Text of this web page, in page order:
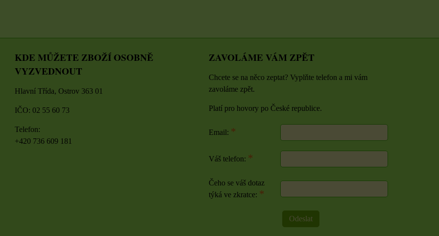
KDE MŮŽETE ZBOŽÍ OSOBNĚ
VYZVEDNOUT
Hlavní Třída, Ostrov 363 01
IČO: 02 55 60 73
Telefon:
+420 736 609 181
ZAVOLÁME VÁM ZPĚT
Chcete se na něco zeptat? Vyplňte telefon a mi vám
zavoláme zpět.
Platí pro hovory po České republice.
Email: *
Váš telefon: *
Čeho se váš dotaz
týká ve zkratce: *
Odeslat